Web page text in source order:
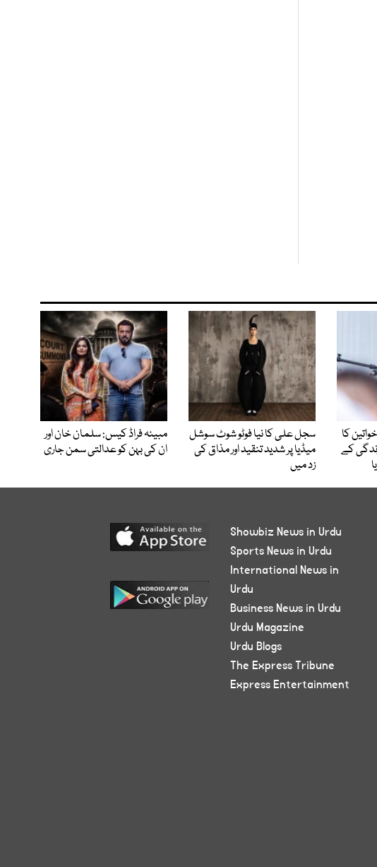
کا
زندگی کے
سجل علی کا نیا فوٹو شوٹ سوشل
میڈیا پر شدید تنقید اور مذاق کی
زد میں
مبینہ فراڈ کیس: سلمان خان اور
ان کی بہن کو عدالتی سمن جاری
Showbiz News in Urdu
Sports News in Urdu
International News in
Urdu
Business News in Urdu
Urdu Magazine
Urdu Blogs
The Express Tribune
Express Entertainment